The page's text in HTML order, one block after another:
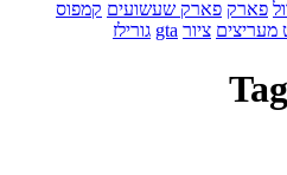
פארק פארק שעשועים קמפוס
מעריצים ציור gta גורילז